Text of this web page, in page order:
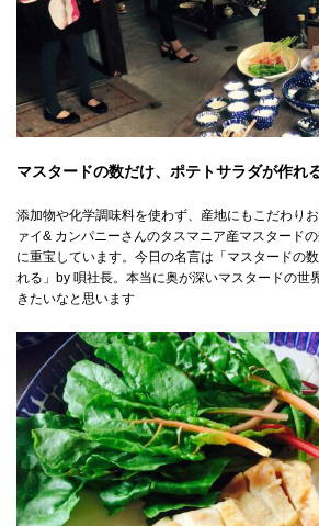
マスタードの数だけ、ポテトサラダが作れ
添加物や化学調味料を使わず、産地にもこだわり
ァイ& カンパニーさんのタスマニア産マスタード
に重宝しています。今日の名言は「マスタードの
れる」by 唄社長。本当に奥が深いマスタードの世
きたいなと思います